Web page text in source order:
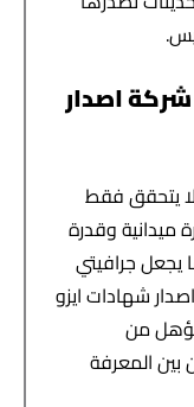
اصدار
لا يتحقق فقط
ميدانية وقدرة
يجعل جرافيتي
شهادات ايزو
من
بين المعرفة